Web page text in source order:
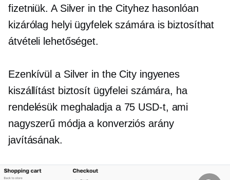
fizetniük. A Silver in the Cityhez hasonlóan
kizárólag helyi ügyfelek számára is biztosíthat
átvételi lehetőséget.
Ezenkívül a Silver in the City ingyenes
kiszállítást biztosít ügyfelei számára, ha
rendelésük meghaladja a 75 USD-t, ami
nagyszerű módja a konverziós arány
javításának.